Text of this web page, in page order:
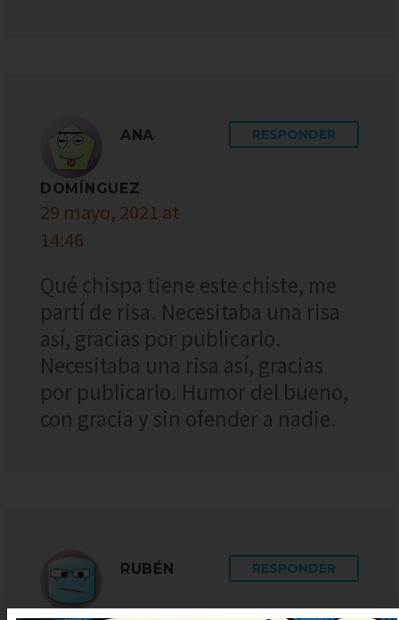
ANA
DOMÍNGUEZ
29 mayo, 2021 at
14:46
RESPONDER
Qué chispa tiene este chiste, me
partí de risa. Necesitaba una risa
así, gracias por publicarlo.
Necesitaba una risa así, gracias
por publicarlo. Humor del bueno,
con gracia y sin ofender a nadie.
RUBÉN RESPONDER